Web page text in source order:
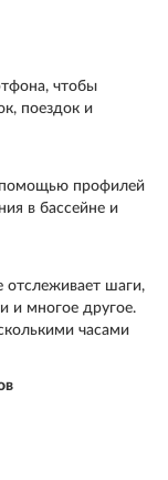
чтобы
поездок и
помощью профилей
в бассейне и
отслеживает шаги,
и многое другое.
часами